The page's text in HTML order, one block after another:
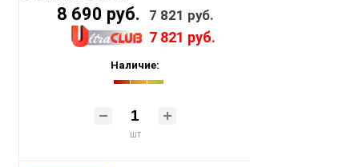
8 690 руб. 7 821 руб.
7 821 руб.
Наличие:
шт